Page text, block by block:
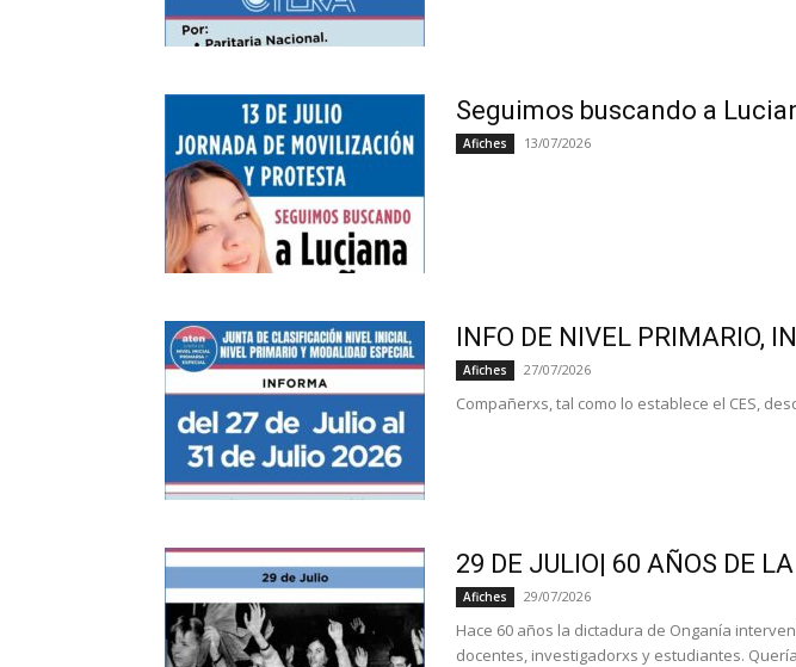
Seguimos buscando a
Afiches 13/07/2026
INFO DE NIVEL PRIMARIO,
Afiches 27/07/2026
Compañerxs, tal como lo establece el CES,
29 DE JULIO| 60 AÑOS DE
Afiches 29/07/2026
Hace 60 años la dictadura de Onganía
docentes, investigadorxs y estudiantes.